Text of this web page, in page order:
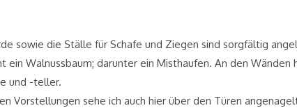
sowie die Ställe für Schafe und Ziegen sind sorgfältig
ein Walnussbaum; darunter ein Misthaufen. An den Wänden
und -teller.
Vorstellungen sehe ich auch hier über den Türen